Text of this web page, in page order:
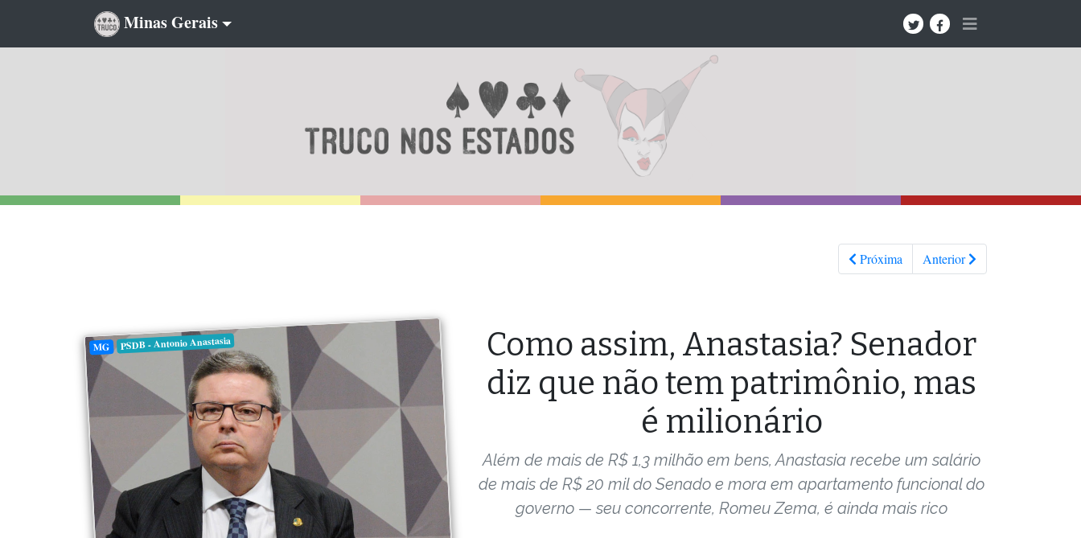
Minas Gerais
Próxima Anterior
MG PSDB - Antonio Anastasia
Como assim, Anastasia? Senador
diz que não tem patrimônio, mas
é milionário
Além de mais de R$ 1,3 milhão em bens, Anastasia recebe um salário
de mais de R$ 20 mil do Senado e mora em apartamento funcional do
governo — seu concorrente, Romeu Zema, é ainda mais rico